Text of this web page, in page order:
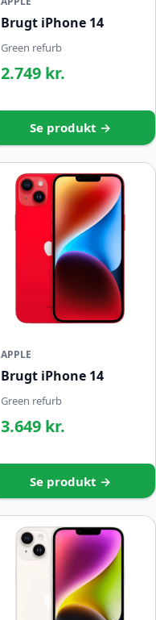
Brugt iPhone 14
Green refurb
2.749 kr.
Se produkt →
APPLE
Brugt iPhone 14
Green refurb
3.649 kr.
Se produkt →